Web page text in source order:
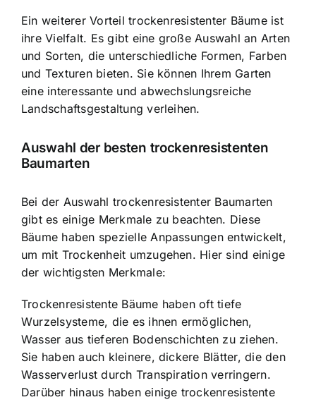
Ein weiterer Vorteil trockenresistenter Bäume ist
ihre Vielfalt. Es gibt eine große Auswahl an Arten
und Sorten, die unterschiedliche Formen, Farben
und Texturen bieten. Sie können Ihrem Garten
eine interessante und abwechslungsreiche
Landschaftsgestaltung verleihen.
Auswahl der besten trockenresistenten
Baumarten
Bei der Auswahl trockenresistenter Baumarten
gibt es einige Merkmale zu beachten. Diese
Bäume haben spezielle Anpassungen entwickelt,
um mit Trockenheit umzugehen. Hier sind einige
der wichtigsten Merkmale:
Trockenresistente Bäume haben oft tiefe
Wurzelsysteme, die es ihnen ermöglichen,
Wasser aus tieferen Bodenschichten zu ziehen.
Sie haben auch kleinere, dickere Blätter, die den
Wasserverlust durch Transpiration verringern.
Darüber hinaus haben einige trockenresistente